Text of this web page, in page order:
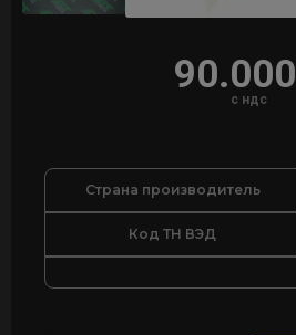
90.000
с ндс
Страна производитель
Код ТН ВЭД